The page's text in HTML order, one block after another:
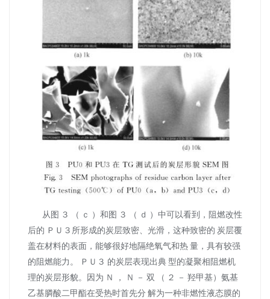
从图 ３ （ ｃ ）和图 ３ （ ｄ ）中可以看到，阻燃改性
后的 ＰＵ３所形成的炭层致密、光滑，这种致密的 炭层覆
盖在材料的表面，能够很好地隔绝氧气和热 量，具有较强
的阻燃能力。 ＰＵ３ 的炭层表现出典 型的凝聚相阻燃机
理的炭层形貌。因为 Ｎ ， Ｎ － 双 （ ２ － 羟甲基）氨基
乙基膦酸二甲酯在受热时首先分 解为一种非燃性液态膜的